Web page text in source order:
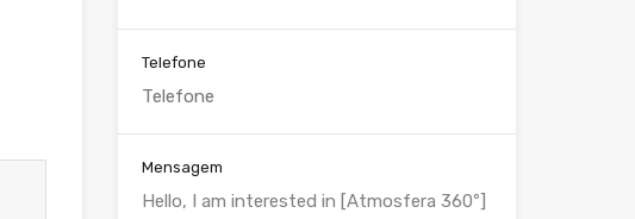
Telefone
Mensagem